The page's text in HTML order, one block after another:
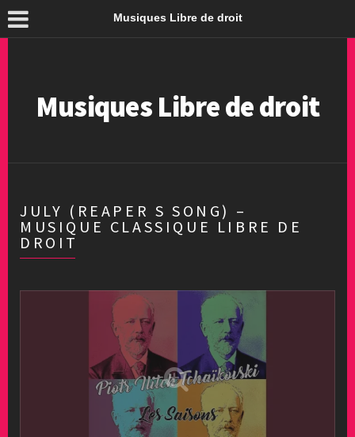
Musiques Libre de droit
Musiques Libre de droit
JULY (REAPER S SONG) –
MUSIQUE CLASSIQUE LIBRE DE
DROIT